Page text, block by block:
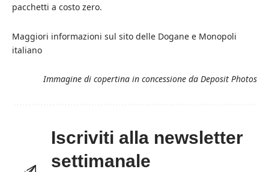
pacchetti a costo zero.
Maggiori informazioni sul sito delle Dogane e Monopoli
italiano
Immagine di copertina in concessione da Deposit Photos
Iscriviti alla newsletter
settimanale